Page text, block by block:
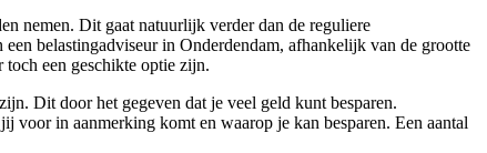
nemen. Dit gaat natuurlijk verder dan de reguliere
belastingadviseur in Onderdendam, afhankelijk van de grootte
een geschikte optie zijn.
Dit door het gegeven dat je veel geld kunt besparen.
voor in aanmerking komt en waarop je kan besparen. Een aantal